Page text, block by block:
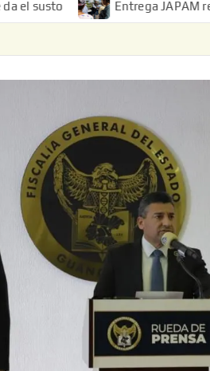
Entrega JAPAM restauración